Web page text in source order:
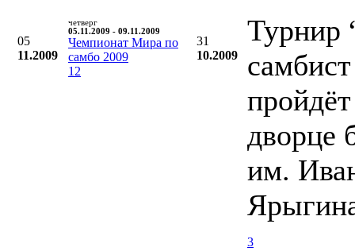
05
11.2009
четверг
05.11.2009 - 09.11.2009
Чемпионат Мира по
самбо 2009
12
31
10.2009
дворце
им.
3